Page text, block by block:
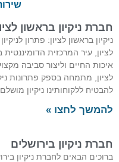
חברת ניקיון בראשון
ניקיון בראשון לציון: פתרון
לציון, עיר המרכזית
איכות החיים וליצור סביבה
לציון, מתמחה בספק פתרונות
להבטיח ללקוחותינו ניקיון
להמשך לחצו »
חברת ניקיון בירושלים
ברוכים הבאים לחברת ניקיון